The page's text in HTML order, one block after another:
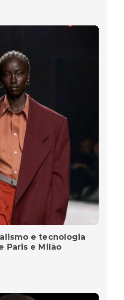
e tecnologia
Paris e Milão